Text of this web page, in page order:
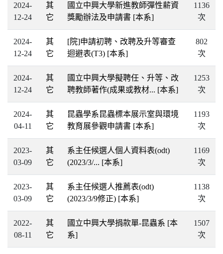
2024-
12-24
其
它
國立中興大學新進教師彈性薪資
獎勵辦法及申請書 [本系]
1136
次
2024-
12-24
其
它
[院]申請初聘、改聘及升等審查
迴避表(T3) [本系]
802
次
2024-
12-24
其
它
國立中興大學擬聘任、升等、改
聘教師著作(成果或教材... [本系]
1253
次
2024-
04-11
其
它
昆蟲學系昆蟲標本展示室與環境
教育展參觀申請書 [本系]
1193
次
2023-
03-09
其
它
系主任候選人個人資料表(odt)
(2023/3/... [本系]
1169
次
2023-
03-09
其
它
系主任候選人推薦表(odt)
(2023/3/9修正) [本系]
1138
次
2022-
08-11
其
它
國立中興大學捐款單-昆蟲系 [本
系]
1507
次